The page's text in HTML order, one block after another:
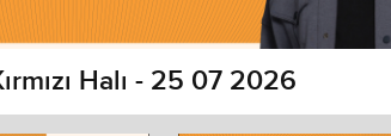
Halı - 25 07 2026